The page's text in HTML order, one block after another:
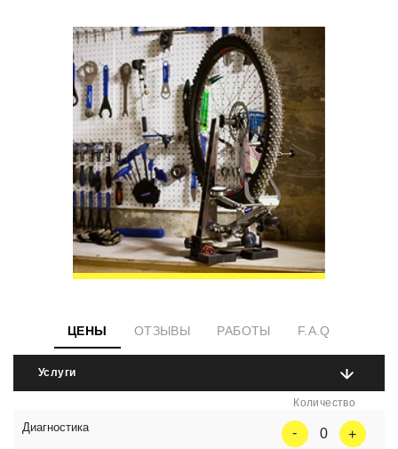
ЦЕНЫ ОТЗЫВЫ РАБОТЫ F.A.Q
Услуги
Количество
Диагностика 0